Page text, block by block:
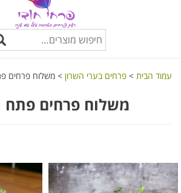
עמוד הבית > פרחים בערי השרון > משלוח פרחים
משלוח פרחים פתח